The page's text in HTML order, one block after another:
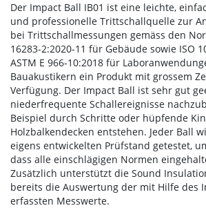
Der Impact Ball IB01 ist eine leichte,
und professionelle Trittschallquelle zur
bei Trittschallmessungen gemäss den
16283-2:2020-11 für Gebäude sowie ISO
ASTM E 966-10:2018 für
Bauakustikern ein Produkt mit grossem
Verfügung. Der Impact Ball ist sehr gut
niederfrequente Schallereignisse
Beispiel durch Schritte oder hüpfende
Holzbalkendecken entstehen. Jeder Ball
eigens entwickelten Prüfstand getestet,
dass alle einschlägigen Normen
Zusätzlich unterstützt die Sound
bereits die Auswertung der mit Hilfe des
erfassten Messwerte.